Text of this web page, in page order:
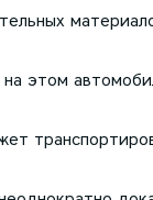
на этом